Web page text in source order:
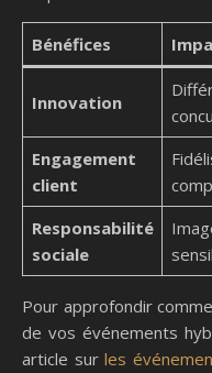
Bénéfices
Innovation
Engagement
client
Responsabilité
sociale
Pour approfondir
de vos événements
article surles